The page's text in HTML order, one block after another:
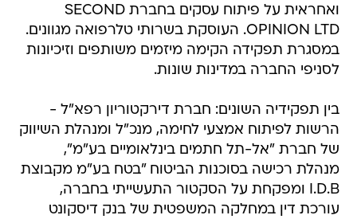
ואחראית על פיתוח עסקים בחברת SECOND
OPINION LTD. העוסקת בשרותי טלרפואה מגוונים.
במסגרת תפקידה הקימה מיזמים משותפים וזיכיונות
לסניפי החברה במדינות שונות.
בין תפקידיה השונים: חברת דירקטוריון רפא"ל -
הרשות לפיתוח אמצעי לחימה, מנכ"ל ומנהלת השיווק
של חברת "אל-תל חתמים בינלאומיים בע"מ",
מנהלת רכישה בסוכנות הביטוח "בטח בע"מ מקבוצת
I.D.B ומפקחת על הסקטור התעשייתי בחברה,
עורכת דין במחלקה המשפטית של בנק דיסקונט